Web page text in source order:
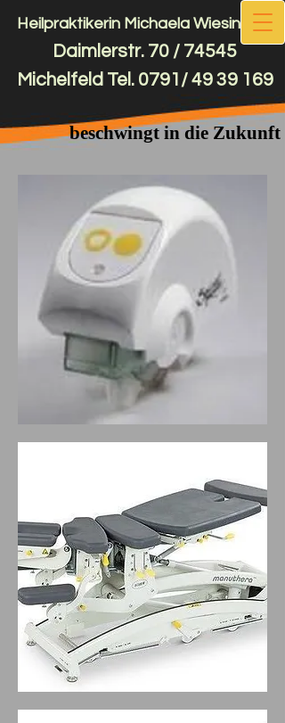
Heilpraktikerin Michaela Wiesinger
Daimlerstr. 70 / 74545
Michelfeld Tel. 0791/49 39 169
beschwingt in die Zukunft